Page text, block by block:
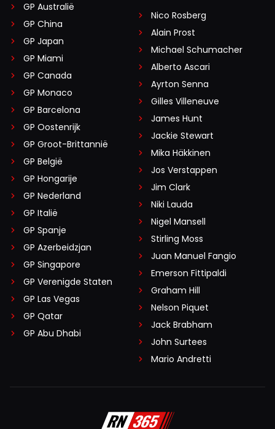
GP Australië
GP China
GP Japan
GP Miami
GP Canada
GP Monaco
GP Barcelona
GP Oostenrijk
GP Groot-Brittannië
GP België
GP Hongarije
GP Nederland
GP Italië
GP Spanje
GP Azerbeidzjan
GP Singapore
GP Verenigde Staten
GP Las Vegas
GP Qatar
GP Abu Dhabi
Nico Rosberg
Alain Prost
Michael Schumacher
Alberto Ascari
Ayrton Senna
Gilles Villeneuve
James Hunt
Jackie Stewart
Mika Häkkinen
Jos Verstappen
Jim Clark
Niki Lauda
Nigel Mansell
Stirling Moss
Juan Manuel Fangio
Emerson Fittipaldi
Graham Hill
Nelson Piquet
Jack Brabham
John Surtees
Mario Andretti